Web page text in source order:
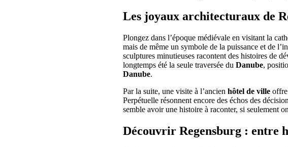
Les joyaux architecturaux de
Plongez dans l’époque médiévale en visitant la
mais de même un symbole de la puissance et de
sculptures minutieuses racontent des histoires de
longtemps été la seule traversée du Danube,
Danube.
Par la suite, une visite à l’ancien hôtel de ville
Perpétuelle résonnent encore des échos des
semble avoir une histoire à raconter, si seulement
Découvrir Regensburg : entre